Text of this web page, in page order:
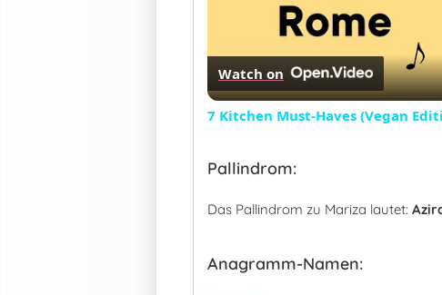
Watch on
7 Kitchen Must-Haves (Vegan
Pallindrom:
Das Pallindrom zu Mariza lautet:
Anagramm-Namen: